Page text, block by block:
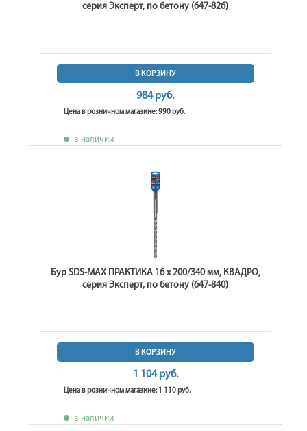
серия Эксперт, по бетону (647-826)
В КОРЗИНУ
984 руб.
Цена в розничном магазине: 990 руб.
в наличии
Бур SDS-MAX ПРАКТИКА 16 х 200/340 мм, КВАДРО,
серия Эксперт, по бетону (647-840)
В КОРЗИНУ
1 104 руб.
Цена в розничном магазине: 1 110 руб.
в наличии